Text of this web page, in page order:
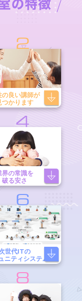
2
の良い講師が
つかります
4
界の常識を
破る安さ
6
世代ITの
ニティシステム
8